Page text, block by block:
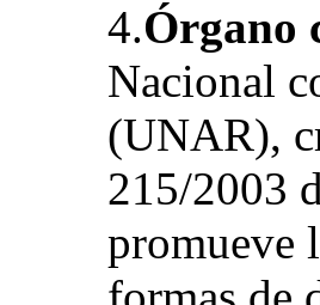
4.Órgano
Nacional
(UNAR),
215/2003
promueve